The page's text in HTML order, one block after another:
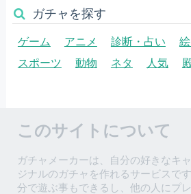
ガチャを探す
ゲーム アニメ 診断・占い
スポーツ
動物 ネタ 人気
このサイトについて
ガチャメーカーは、自分の好きなキ
ジナルのガチャを作れるサービスで
分で遊ぶ事もできるし、他の人にプ